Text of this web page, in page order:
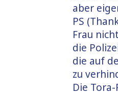
aber
PS
Frau
die
die auf
zu
Die